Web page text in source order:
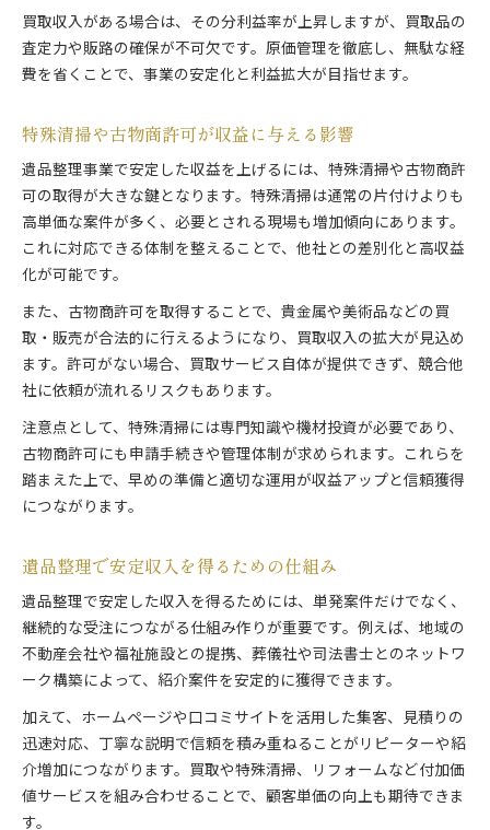
買取収入がある場合は、その分利益率が上昇しますが、買取品の
査定力や販路の確保が不可欠です。原価管理を徹底し、無駄な経
費を省くことで、事業の安定化と利益拡大が目指せます。
特殊清掃や古物商許可が収益に与える影響
遺品整理事業で安定した収益を上げるには、特殊清掃や古物商許
可の取得が大きな鍵となります。特殊清掃は通常の片付けよりも
高単価な案件が多く、必要とされる現場も増加傾向にあります。
これに対応できる体制を整えることで、他社との差別化と高収益
化が可能です。
また、古物商許可を取得することで、貴金属や美術品などの買
取・販売が合法的に行えるようになり、買取収入の拡大が見込め
ます。許可がない場合、買取サービス自体が提供できず、競合他
社に依頼が流れるリスクもあります。
注意点として、特殊清掃には専門知識や機材投資が必要であり、
古物商許可にも申請手続きや管理体制が求められます。これらを
踏まえた上で、早めの準備と適切な運用が収益アップと信頼獲得
につながります。
遺品整理で安定収入を得るための仕組み
遺品整理で安定した収入を得るためには、単発案件だけでなく、
継続的な受注につながる仕組み作りが重要です。例えば、地域の
不動産会社や福祉施設との提携、葬儀社や司法書士とのネットワ
ーク構築によって、紹介案件を安定的に獲得できます。
加えて、ホームページや口コミサイトを活用した集客、見積りの
迅速対応、丁寧な説明で信頼を積み重ねることがリピーターや紹
介増加につながります。買取や特殊清掃、リフォームなど付加価
値サービスを組み合わせることで、顧客単価の向上も期待できま
す。